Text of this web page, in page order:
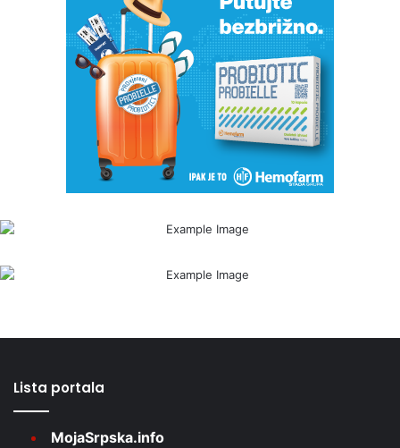
Lista portala
MojaSrpska.info